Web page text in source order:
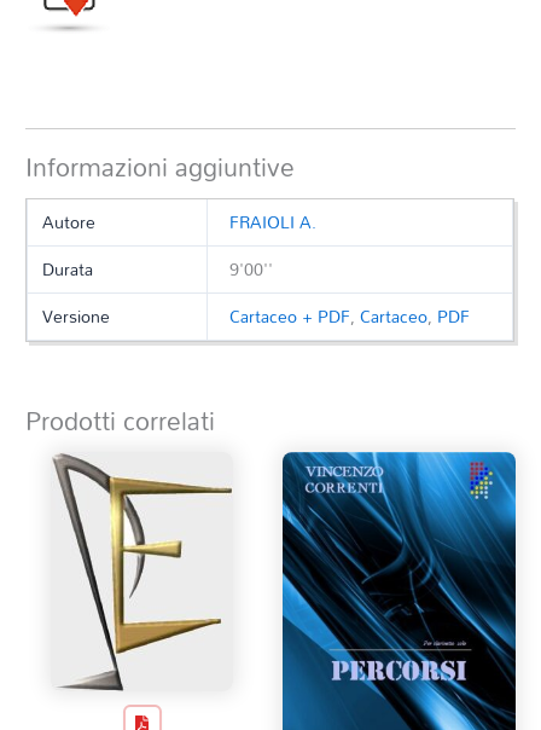
Informazioni aggiuntive
Autore
FRAIOLI A.
Durata
9'00''
Versione
Cartaceo + PDF,Cartaceo, PDF
Prodotti correlati